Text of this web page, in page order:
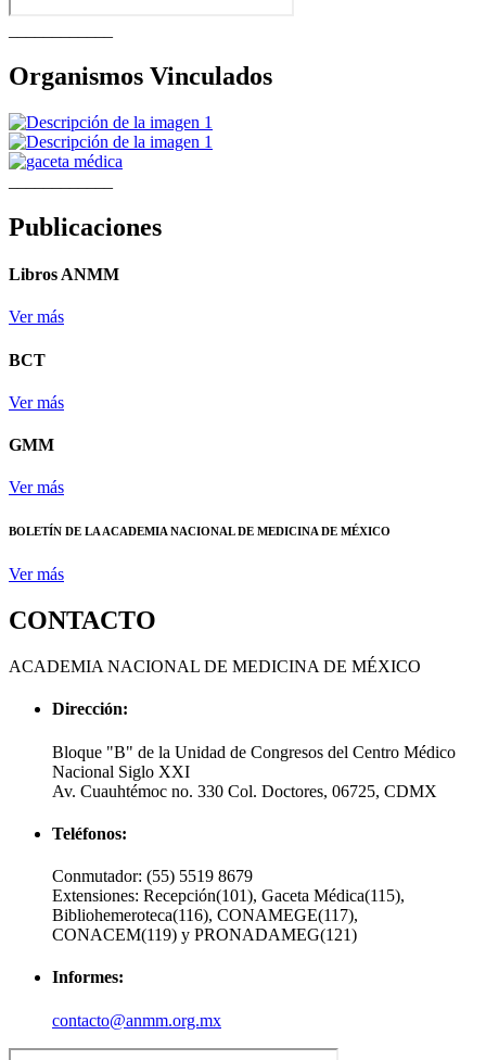
Organismos Vinculados
Publicaciones
Libros ANMM
Ver más
BCT
Ver más
GMM
Ver más
BOLETÍN DE LA ACADEMIA NACIONAL DE MEDICINA DE MÉXICO
Ver más
CONTACTO
ACADEMIA NACIONAL DE MEDICINA DE MÉXICO
Dirección:
Bloque "B" de la Unidad de Congresos del Centro Médico
Nacional Siglo XXI
Av. Cuauhtémoc no. 330 Col. Doctores, 06725, CDMX
Teléfonos:
Conmutador: (55) 5519 8679
Extensiones: Recepción(101), Gaceta Médica(115),
Bibliohemeroteca(116), CONAMEGE(117),
CONACEM(119) y PRONADAMEG(121)
Informes:
contacto@anmm.org.mx